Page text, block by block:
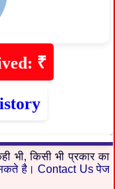
₹
भी, किसी भी प्रकार का
सकते है। Contact Us पेज